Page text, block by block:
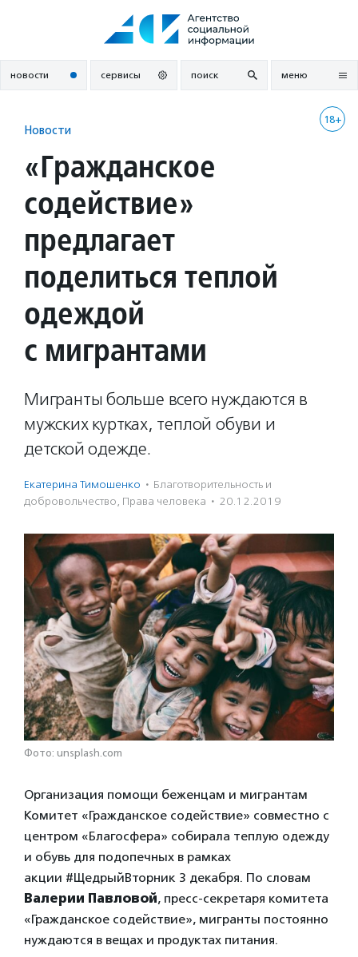
новости сервисы поиск меню
18+
Новости
«Гражданское
содействие»
предлагает
поделиться теплой
одеждой
с мигрантами
Мигранты больше всего нуждаются в
мужских куртках, теплой обуви и
детской одежде.
Екатерина Тимошенко · Благотвори­тель­ность и
доброволь­чест­во, Права человека · 20.12.2019
Фото: unsplash.com
Организация помощи беженцам и мигрантам
Комитет «Гражданское содействие» совместно с
центром «Благосфера» собирала теплую одежду
и обувь для подопечных в рамках
акции #ЩедрыйВторник 3 декабря. По словам
Валерии Павловой, пресс-секретаря комитета
«Гражданское содействие», мигранты постоянно
нуждаются в вещах и продуктах питания.